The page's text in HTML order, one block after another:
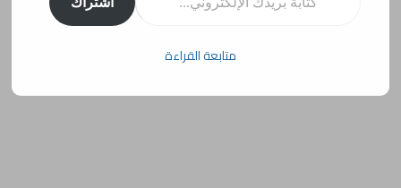
متابعة القراءة